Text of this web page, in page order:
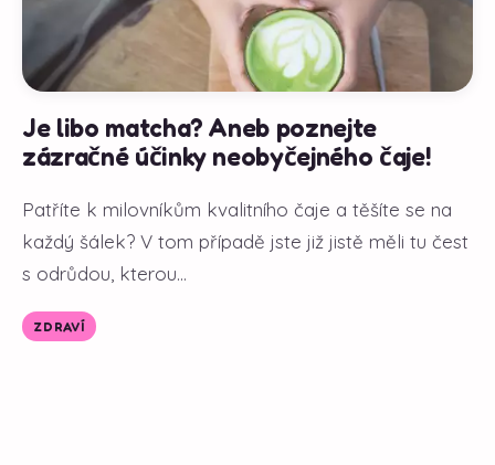
Je libo matcha? Aneb poznejte
zázračné účinky neobyčejného čaje!
Patříte k milovníkům kvalitního čaje a těšíte se na
každý šálek? V tom případě jste již jistě měli tu čest
s odrůdou, kterou...
ZDRAVÍ